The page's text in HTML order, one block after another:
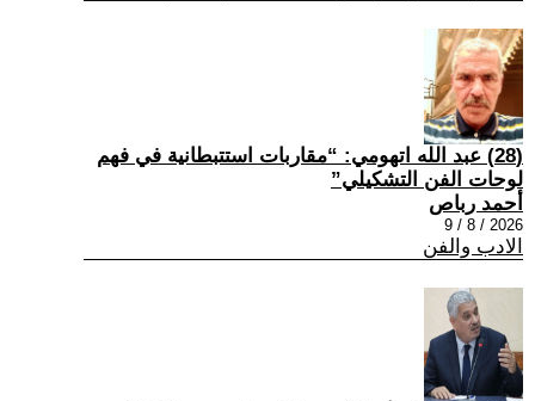
(28) عبد الله اتهومي: “مقاربات استتبطانية في فهم
لوحات الفن التشكيلي”
أحمد رباص
2026 / 8 / 9
الادب والفن